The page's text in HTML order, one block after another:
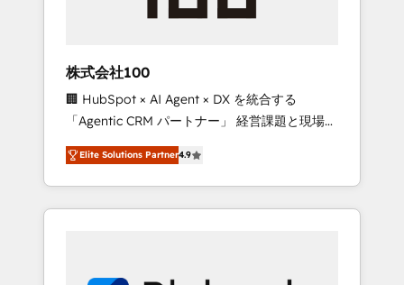
from any legacy CRM. Zero downtime, full
data integrity. ➤ Implementation: Configure
HubSpot to run your revenue process. Sales,
marketing, and service wired together. ➤ AI
and Integrations: Layer Breeze AI, custom
agents, and APIs to remove manual work. ➤
Ongoing Management: Monthly tune-ups,
portal? We are built for the work.
株式会社100
🏢 HubSpot × AI Agent × DX を統合する
「Agentic CRM パートナー」 経営課題と現場業
務をつなぐAIネイティブ・エージェンシーとし
て、HubSpot Eliteの実装力で顧客フロント業務
を再設計します。 💡 100inc は何をする会社
か？ HubSpotを共通基盤に、AIエージェントを
Elite Solutions Partner4.9